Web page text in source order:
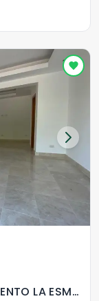
VENTA O RENTA AMPLIO APARTAMENTO LA ESMERALDA